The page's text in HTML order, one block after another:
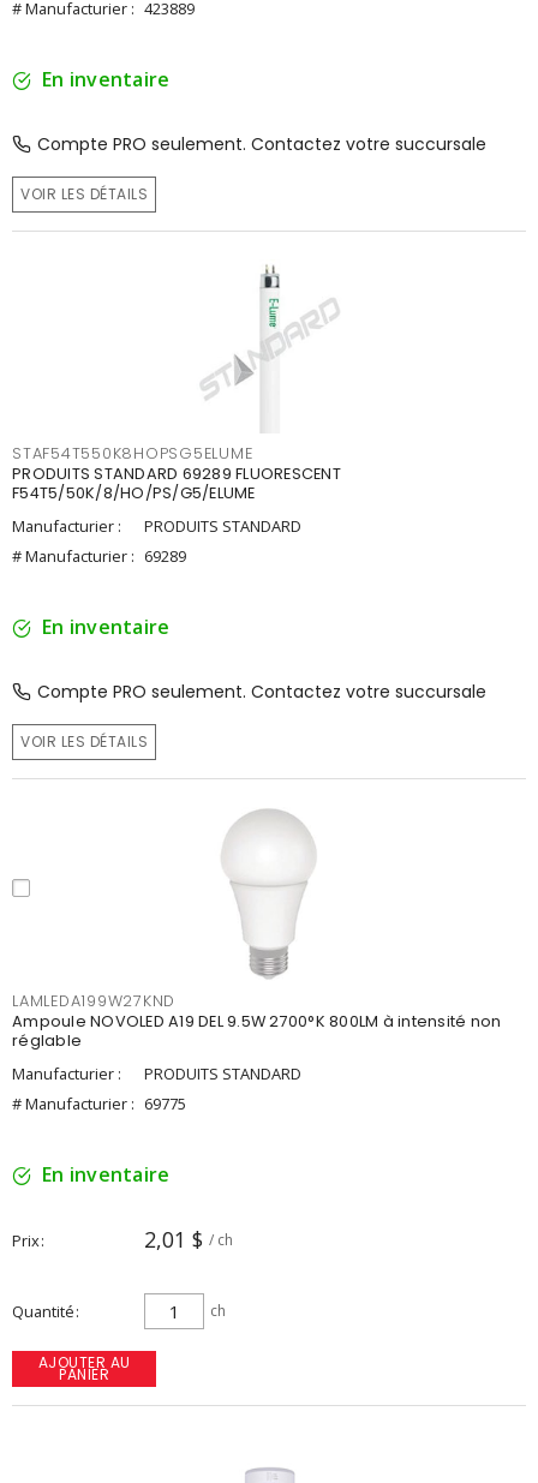
# Manufacturier : 423889
En inventaire
Compte PRO seulement. Contactez votre succursale
VOIR LES DÉTAILS
STAF54T550K8HOPSG5ELUME
PRODUITS STANDARD 69289 FLUORESCENT
F54T5/50K/8/HO/PS/G5/ELUME
Manufacturier :
PRODUITS STANDARD
# Manufacturier : 69289
En inventaire
Compte PRO seulement. Contactez votre succursale
VOIR LES DÉTAILS
LAMLEDA199W27KND
Ampoule NOVOLED A19 DEL 9.5W 2700°K 800LM à intensité non
réglable
Manufacturier :
PRODUITS STANDARD
# Manufacturier : 69775
En inventaire
Prix 2,01 $ / ch
Quantité ch
AJOUTER AU
PANIER